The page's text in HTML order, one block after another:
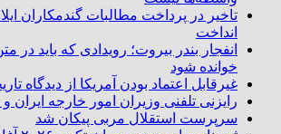
تاخیر در پرداخت مطالبات گندمکاران
انداخت
انفجار بندر بیروت؛ رویدادی که باید در
خوانده شود
غیرقابل اعتماد بودن آمریکا از دیدگاه
رایزنی تلفنی وزیران امور خارجه ایران و
سرپرست استقلال مربی پیکان شد